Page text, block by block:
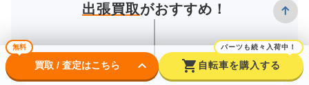
出張買取がおすすめ！
無料
買取 / 査定はこちら keyboard_arrow_down shopping_cart
パーツも続々入荷中！
自転車を購入する